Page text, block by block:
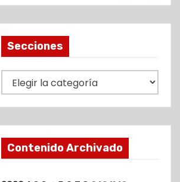
Secciones
e
c
c
o
n
Contenido Archivado